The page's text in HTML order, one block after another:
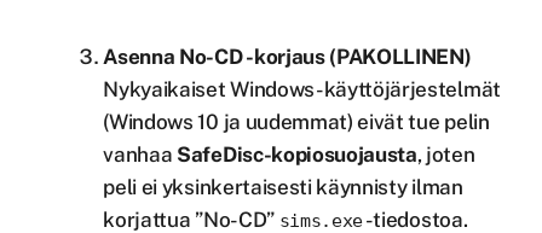
Asenna No-CD -korjaus (PAKOLLINEN)
Nykyaikaiset Windows-käyttöjärjestelmät
(Windows 10 ja uudemmat) eivät tue pelin
vanhaa SafeDisc-kopiosuojausta, joten
peli ei yksinkertaisesti käynnisty ilman
korjattua ”No-CD” sims.exe-tiedostoa.